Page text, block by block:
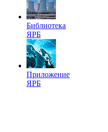
Библиотека
ЯРБ
Приложение
ЯРБ